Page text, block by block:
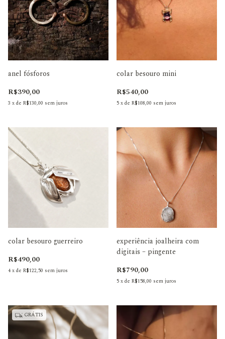
anel fósforos
R$390,00
3 xde R$130,00 sem juros
colar besouro mini
R$540,00
5xde R$108,00 sem juros
colar besouro guerreiro
R$490,00
4xde R$122,50 sem juros
experiência joalheira com
digitais – pingente
R$790,00
5xde R$158,00 sem juros
GRÁTIS